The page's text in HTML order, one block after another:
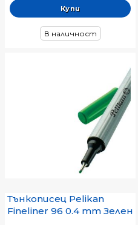
В наличност
Тънкописец Pelikan
Fineliner 96 0.4 mm Зелен